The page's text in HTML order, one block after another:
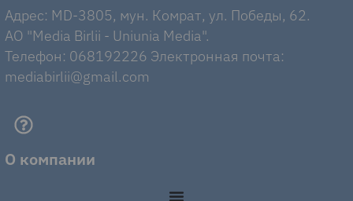
Адрес: MD-3805, мун. Комрат, ул. Победы, 62.
AO "Media Birlii - Uniunia Media".
Телефон: 068192226 Электронная почта:
mediabirlii@gmail.com
О компании